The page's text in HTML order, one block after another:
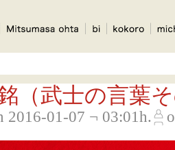
（武士の言葉
2016-01-07 ¬ 03:01h.